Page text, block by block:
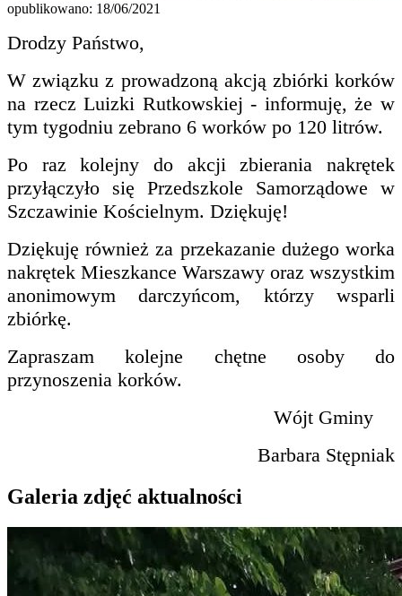
opublikowano: 18/06/2021
Drodzy Państwo,
W związku z prowadzoną akcją zbiórki korków
na rzecz Luizki Rutkowskiej - informuję, że w
tym tygodniu zebrano 6 worków po 120 litrów.
Po raz kolejny do akcji zbierania nakrętek
przyłączyło się Przedszkole Samorządowe w
Szczawinie Kościelnym. Dziękuję!
Dziękuję również za przekazanie dużego worka
nakrętek Mieszkance Warszawy oraz wszystkim
anonimowym darczyńcom, którzy wsparli
zbiórkę.
Zapraszam kolejne chętne osoby do
przynoszenia korków.
Wójt Gminy
Barbara Stępniak
Galeria zdjęć aktualności